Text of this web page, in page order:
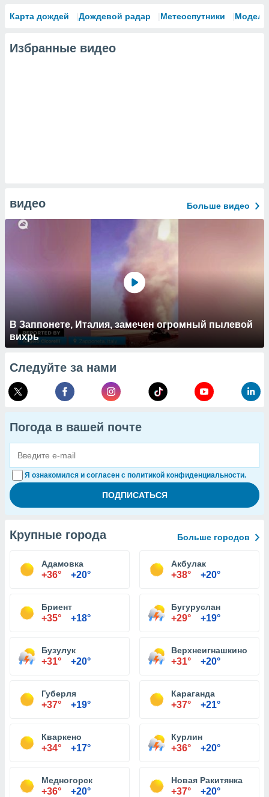
наших 1199
Карта дождей Дождевой радар Метеоспутники Модели
Избранные видео
видео Больше видео
В Заппонете, Италия, замечен огромный пылевой
вихрь
Следуйте за нами
Погода в вашей почте
Я ознакомился и согласен с политикой конфиденциальности.
Крупные города Больше городов
Адамовка
+36° +20°
Акбулак
+38° +20°
Бриент
+35° +18°
Бугуруслан
+29° +19°
Бузулук
+31° +20°
Верхнеигнашкино
+31° +20°
Губерля
+37° +19°
Караганда
+37° +21°
Кваркено
+34° +17°
Курлин
+36° +20°
Медногорск
+36° +20°
Новая Ракитянка
+37° +20°